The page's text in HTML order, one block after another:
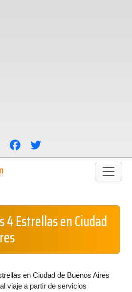
Estrellas en Ciudad
en Ciudad de Buenos Aires
viaje a partir de servicios